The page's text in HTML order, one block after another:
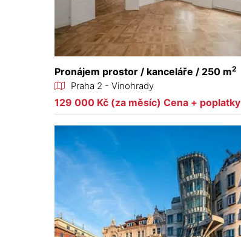
Pronájem prostor / kanceláře / 250 m2
Praha 2 - Vinohrady
129 000 Kč (za měsíc) Cena + poplatky